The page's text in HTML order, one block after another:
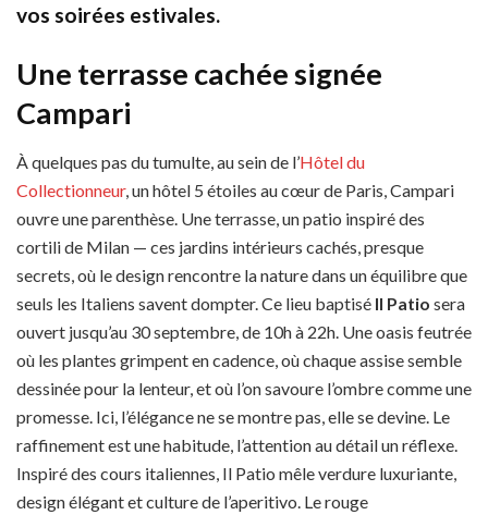
vos soirées estivales.
Une terrasse cachée signée
Campari
À quelques pas du tumulte, au sein de l’Hôtel du
Collectionneur, un hôtel 5 étoiles au cœur de Paris, Campari
ouvre une parenthèse. Une terrasse, un patio inspiré des
cortili de Milan — ces jardins intérieurs cachés, presque
secrets, où le design rencontre la nature dans un équilibre que
seuls les Italiens savent dompter. Ce lieu baptisé Il Patio sera
ouvert jusqu’au 30 septembre, de 10h à 22h. Une oasis feutrée
où les plantes grimpent en cadence, où chaque assise semble
dessinée pour la lenteur, et où l’on savoure l’ombre comme une
promesse. Ici, l’élégance ne se montre pas, elle se devine. Le
raffinement est une habitude, l’attention au détail un réflexe.
Inspiré des cours italiennes, Il Patio mêle verdure luxuriante,
design élégant et culture de l’aperitivo. Le rouge